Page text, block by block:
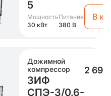
5
Мощность
30 кВт
Питание
380 В
В
Дожимной
компрессор
ЗИФ
СПЭ-3/0,6-
2 694